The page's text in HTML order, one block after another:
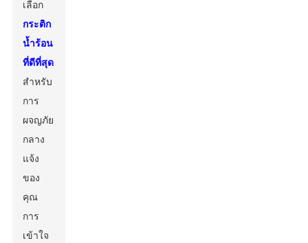
เลือก
กระติก
น้ำร้อน
ที่ดีที่สุด
สำหรับ
การ
ผจญภัย
กลาง
แจ้ง
ของ
คุณ
การ
เข้าใจ